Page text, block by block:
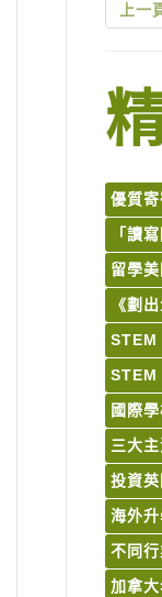
上一
優質
「讀
留學
《劃
STEM
STEM
國際
三大
投資
海外
不同
加拿